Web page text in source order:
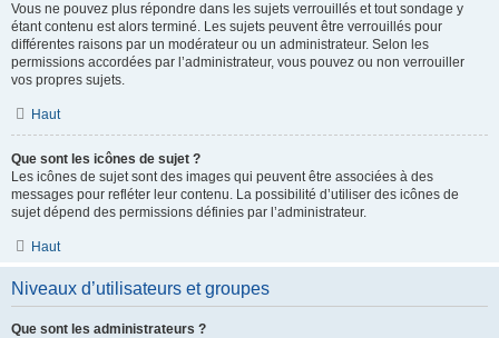
Vous ne pouvez plus répondre dans les sujets verrouillés et tout sondage y
étant contenu est alors terminé. Les sujets peuvent être verrouillés pour
différentes raisons par un modérateur ou un administrateur. Selon les
permissions accordées par l’administrateur, vous pouvez ou non verrouiller
vos propres sujets.
Haut
Que sont les icônes de sujet ?
Les icônes de sujet sont des images qui peuvent être associées à des
messages pour refléter leur contenu. La possibilité d’utiliser des icônes de
sujet dépend des permissions définies par l’administrateur.
Haut
Niveaux d’utilisateurs et groupes
Que sont les administrateurs ?